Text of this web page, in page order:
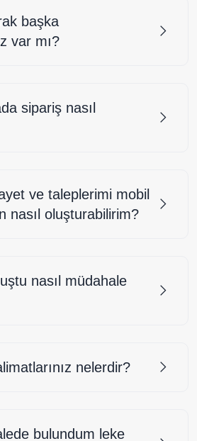
başka
var mı?
sipariş nasıl
ve taleplerimi mobil
nasıl oluşturabilirim?
nasıl müdahale
nelerdir?
bulundum leke